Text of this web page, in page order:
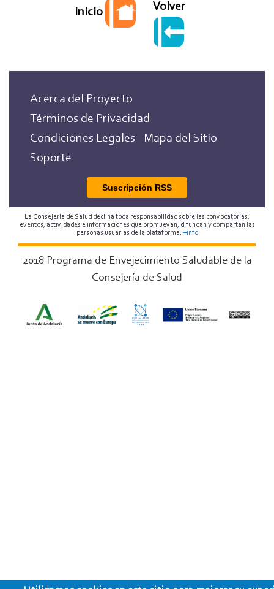
Inicio Volver
Acerca del Proyecto
Términos de Privacidad
Condiciones Legales
Mapa del Sitio
Soporte
Suscripción RSS
La Consejería de Salud declina toda responsabilidad sobre las convocatorias,
eventos, actividades e informaciones que promuevan, difundan y compartan las
personas usuarias de la plataforma. +info
2018 Programa de Envejecimiento Saludable de la
Consejería de Salud